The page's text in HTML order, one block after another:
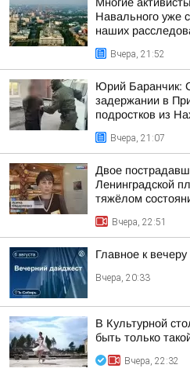
Навального уже
наших
Вчера, 21:52
Юрий Баранчик:
задержании в
подростков из
Вчера, 21:07
Двое
Ленинградской
тяжёлом
Вчера, 22:51
Главное к вечеру
Вчера, 20:33
В Культурной
быть только
Вчера, 22:32